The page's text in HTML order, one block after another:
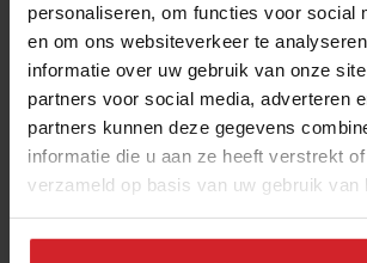
personaliseren, om functies voor social
en om ons websiteverkeer te
informatie over uw gebruik van onze
partners voor social media, adverteren
partners kunnen deze gegevens
informatie die u aan ze heeft verstrekt
verzameld op basis van uw gebruik van
Dubai's culinaire erfgoed: van
ontbijt tot Arabische koffie
Naast wolkenkrabbers en celebrity chefs,
Restaurants Citytrip